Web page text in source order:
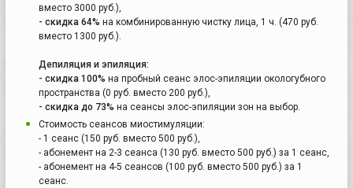
вместо 3000 руб.),
- скидка 64% на комбинированную чистку лица, 1 ч. (470 руб.
вместо 1300 руб.).
Депиляция и эпиляция:
- скидка 100% на пробный сеанс элос-эпиляции окологубного
пространства (0 руб. вместо 200 руб.),
- скидка до 73% на сеансы элос-эпиляции зон на выбор.
Стоимость сеансов миостимуляции:
- 1 сеанс (150 руб. вместо 500 руб.),
- абонемент на 2-3 сеанса (130 руб. вместо 500 руб.) за 1 сеанс,
- абонемент на 4-5 сеансов (100 руб. вместо 500 руб.) за 1
сеанс.